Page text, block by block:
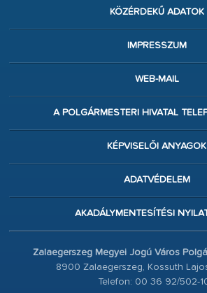
KÖZÉRDEKŰ ADATOK
IMPRESSZUM
WEB-MAIL
A POLGÁRMESTERI HIVATAL
KÉPVISELŐI ANYAGOK
ADATVÉDELEM
AKADÁLYMENTESÍTÉSI
Zalaegerszeg Megyei Jogú Város
8900 Zalaegerszeg, Kossuth
Telefon: 00 36 92/502-